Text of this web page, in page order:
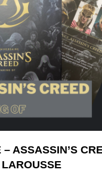
– ASSASSIN’S